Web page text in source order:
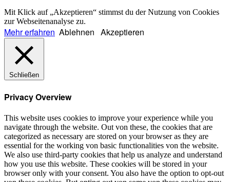
Mit Klick auf „Akzeptieren“ stimmst du der Nutzung von Cookies
zur Webseitenanalyse zu.
Mehr erfahren Ablehnen Akzeptieren
Schließen
Privacy Overview
This website uses cookies to improve your experience while you
navigate through the website. Out von these, the cookies that are
categorized as necessary are stored on your browser as they are
essential for the working von basic functionalities von the website.
We also use third-party cookies that help us analyze and understand
how you use this website. These cookies will be stored in your
browser only with your consent. You also have the option to opt-out